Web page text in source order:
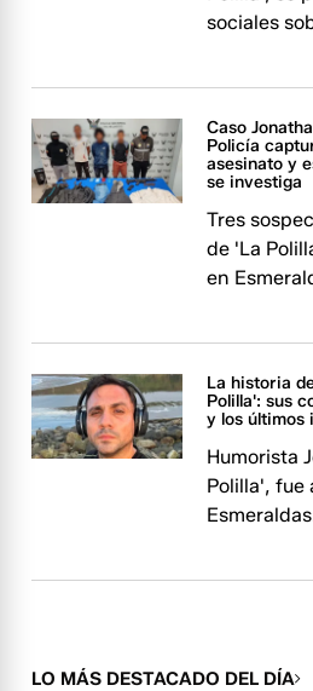
sociales
Caso
Policía
asesinato y
se investiga
Tres
de 'La
en
La historia
Polilla': sus
y los últimos
Humorista
Polilla', fue
LO MÁS DESTACADO DEL DÍA